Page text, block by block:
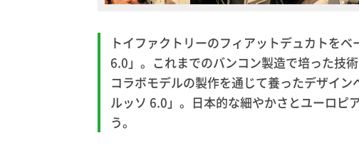
トイファクトリーのフィアットデュカトを
6.0」。これまでのバンコン製造で培った技
コラボモデルの製作を通じて養ったデザイ
ルッソ 6.0」。日本的な細やかさとユーロピ
う。